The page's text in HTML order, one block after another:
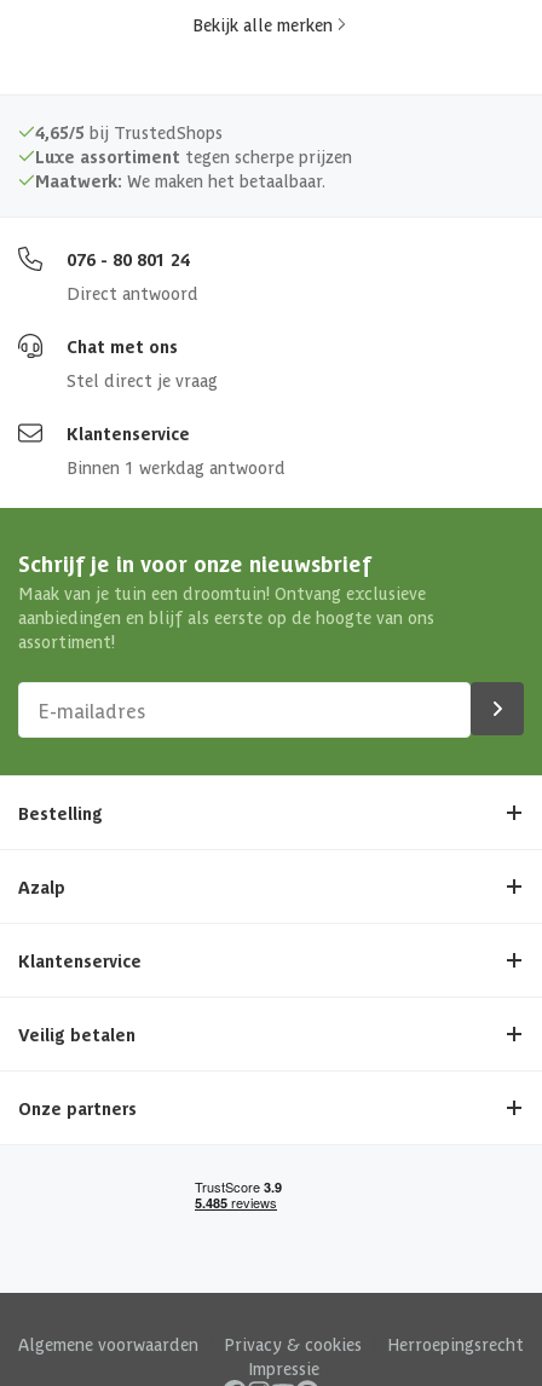
Bekijk alle merken
4,65/5 bij TrustedShops
Luxe assortiment tegen scherpe prijzen
Maatwerk: We maken het betaalbaar.
076 - 80 801 24
Direct antwoord
Chat met ons
Stel direct je vraag
Klantenservice
Binnen 1 werkdag antwoord
Schrijf je in voor onze nieuwsbrief
Maak van je tuin een droomtuin! Ontvang exclusieve
aanbiedingen en blijf als eerste op de hoogte van ons
assortiment!
Bestelling
Azalp
Klantenservice
Veilig betalen
Onze partners
Algemene voorwaarden Privacy & cookies
Herroepingsrecht
Impressie